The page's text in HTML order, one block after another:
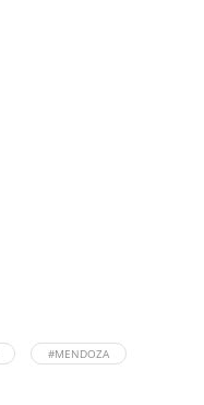
#MENDOZA